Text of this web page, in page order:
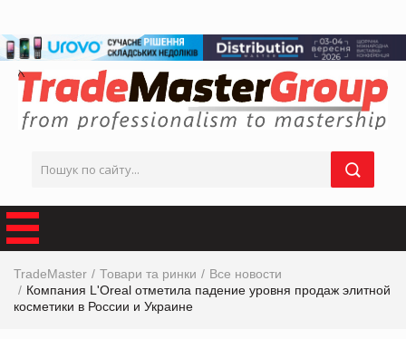
TradeMaster Товари та ринки
Все новости
Компания L'Oreal отметила падение уровня продаж элитной
косметики в России и Украине